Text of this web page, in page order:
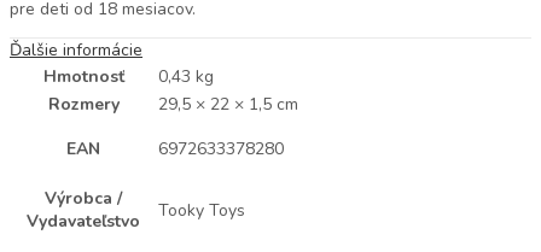
pre deti od 18 mesiacov.
Ďalšie informácie
Hmotnosť
0,43 kg
Rozmery
29,5 × 22 × 1,5 cm
EAN
6972633378280
Výrobca /
Vydavateľstvo
Tooky Toys